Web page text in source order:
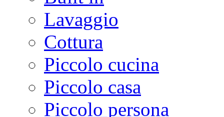
Lavaggio
Cottura
Piccolo cucina
Piccolo casa
Piccolo persona